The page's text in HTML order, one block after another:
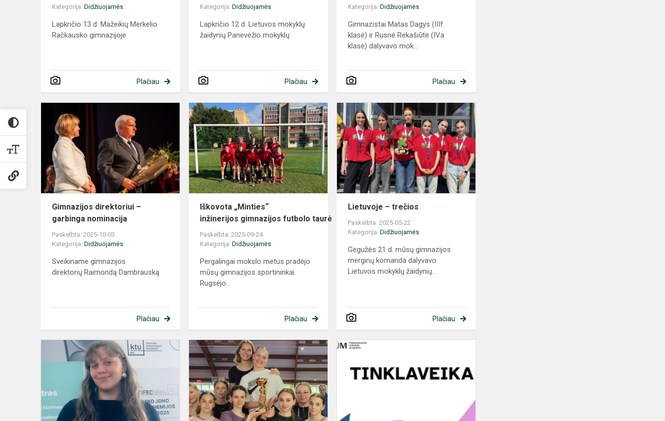
Kategorija: Didžiuojamės
Lapkričio 13 d. Mažeikių Merkelio
Račkausko gimnazijoje
Plačiau
Kategorija:Didžiuojamės
Lapkričio 12 d. Lietuvos mokyklų
žaidynių Panevėžio mokyklų
Plačiau
Kategorija:Didžiuojamės
Gimnazistai Matas Dagys (IIIf
klasė) ir Rusnė Rekašiūtė (IVa
klasė) dalyvavo mok...
Plačiau
Gimnazijos
direktoriui
garbinga
nominacija
Gimnazijos direktoriui –
garbinga nominacija
Paskelbta: 2025-10-03
Kategorija: Didžiuojamės
Sveikiname gimnazijos
direktorių Raimondą Dambrauską
Plačiau
Iškovota
„Minties“
inžinerijos gimnazijos futbolo taurė
Iškovota „Minties“
inžinerijos gimnazijos futbolo taurė
Paskelbta: 2025-09-24
Kategorija:Didžiuojamės
Pergalingai mokslo metus pradėjo
mūsų gimnazijos sportininkai.
Rugsėjo...
Plačiau
trečios
Lietuvoje – trečios
Paskelbta: 2025-05-22
Kategorija:Didžiuojamės
Gegužės 21 d. mūsų gimnazijos
merginų komanda dalyvavo
Lietuvos mokyklų žaidynių...
Plačiau
Akademiko
Janickio
chemijos
konkursas
Lengvaatlečių
pergalės